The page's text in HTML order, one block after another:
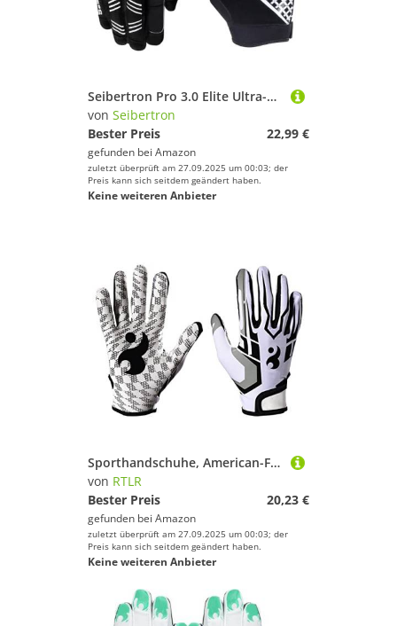
Seibertron Pro 3.0 Elite Ultra-Stick Sports Receiver/Empfänger Handschuhe American Football Gloves Jugend und Erwachsener Black XL
von Seibertron
Bester Preis
22,99 €
gefunden bei Amazon
zuletzt überprüft am 27.09.2025 um 00:03; der
Preis kann sich seitdem geändert haben.
Keine weiteren Anbieter
Sporthandschuhe, American-Football-Handschuhe, Atmungsaktives Mesh, Finger, Mittlere Dicke, Rutschfestes Rugby (L)
von RTLR
Bester Preis
20,23 €
gefunden bei Amazon
zuletzt überprüft am 27.09.2025 um 00:03; der
Preis kann sich seitdem geändert haben.
Keine weiteren Anbieter